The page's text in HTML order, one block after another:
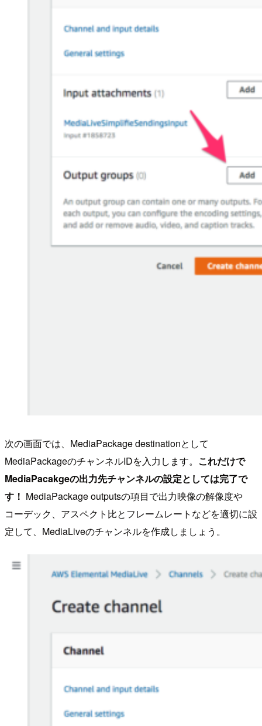
次の画面では、MediaPackage destinationとして
MediaPackageのチャンネルIDを入力します。 これだけで
MediaPacakgeの出力先チャンネルの設定としては完了で
す！ MediaPackage outputsの項目で出力映像の解像度や
コーデック、アスペクト比とフレームレートなどを適切に設
定して、MediaLiveのチャンネルを作成しましょう。